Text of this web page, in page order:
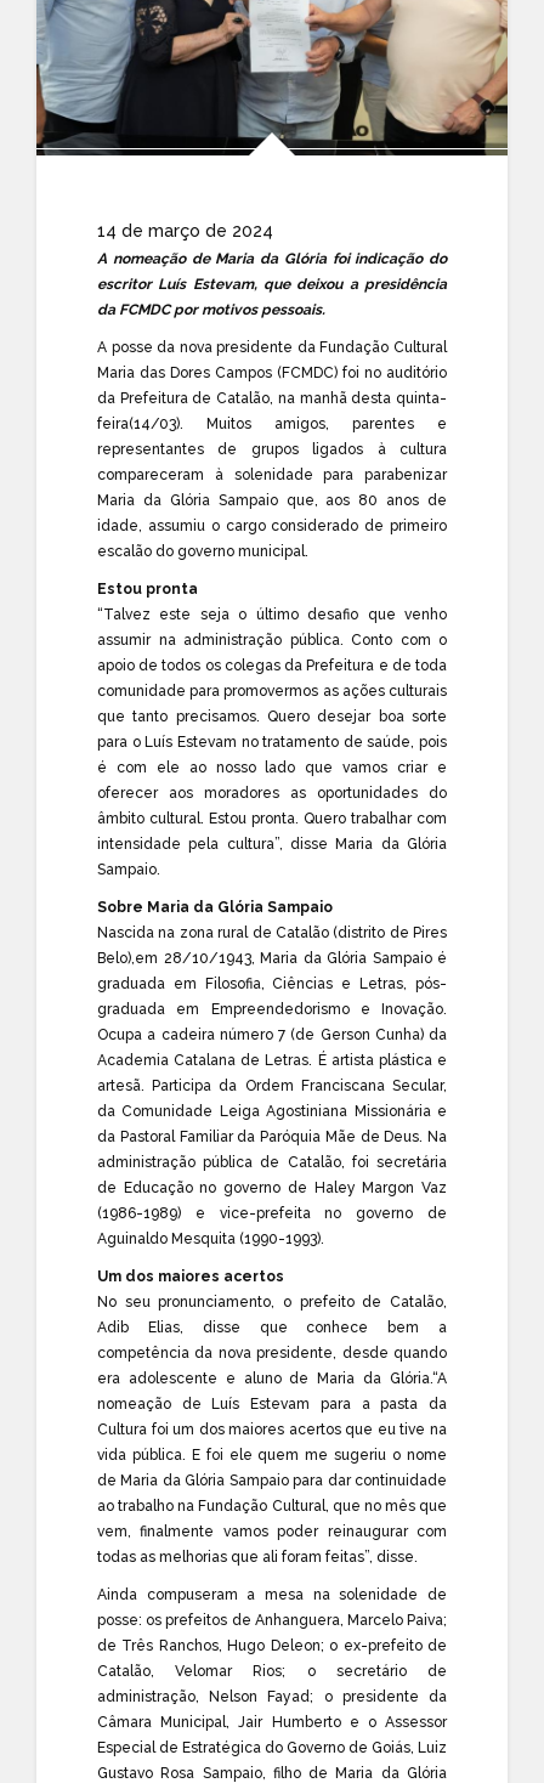
14 de março de 2024
A nomeação de Maria da Glória foi indicação do
escritor Luís Estevam, que deixou a presidência
da FCMDC por motivos pessoais.
A posse da nova presidente da Fundação Cultural
Maria das Dores Campos (FCMDC) foi no auditório
da Prefeitura de Catalão, na manhã desta quinta-
feira(14/03). Muitos amigos, parentes e
representantes de grupos ligados à cultura
compareceram à solenidade para parabenizar
Maria da Glória Sampaio que, aos 80 anos de
idade, assumiu o cargo considerado de primeiro
escalão do governo municipal.
Estou pronta
“Talvez este seja o último desafio que venho
assumir na administração pública. Conto com o
apoio de todos os colegas da Prefeitura e de toda
comunidade para promovermos as ações culturais
que tanto precisamos. Quero desejar boa sorte
para o Luís Estevam no tratamento de saúde, pois
é com ele ao nosso lado que vamos criar e
oferecer aos moradores as oportunidades do
âmbito cultural. Estou pronta. Quero trabalhar com
intensidade pela cultura”, disse Maria da Glória
Sampaio.
Sobre Maria da Glória Sampaio
Nascida na zona rural de Catalão (distrito de Pires
Belo),em 28/10/1943, Maria da Glória Sampaio é
graduada em Filosofia, Ciências e Letras, pós-
graduada em Empreendedorismo e Inovação.
Ocupa a cadeira número 7 (de Gerson Cunha) da
Academia Catalana de Letras. É artista plástica e
artesã. Participa da Ordem Franciscana Secular,
da Comunidade Leiga Agostiniana Missionária e
da Pastoral Familiar da Paróquia Mãe de Deus. Na
administração pública de Catalão, foi secretária
de Educação no governo de Haley Margon Vaz
(1986-1989) e vice-prefeita no governo de
Aguinaldo Mesquita (1990-1993).
Um dos maiores acertos
No seu pronunciamento, o prefeito de Catalão,
Adib Elias, disse que conhece bem a
competência da nova presidente, desde quando
era adolescente e aluno de Maria da Glória.“A
nomeação de Luís Estevam para a pasta da
Cultura foi um dos maiores acertos que eu tive na
vida pública. E foi ele quem me sugeriu o nome
de Maria da Glória Sampaio para dar continuidade
ao trabalho na Fundação Cultural, que no mês que
vem, finalmente vamos poder reinaugurar com
todas as melhorias que ali foram feitas”, disse.
Ainda compuseram a mesa na solenidade de
posse: os prefeitos de Anhanguera, Marcelo Paiva;
de Três Ranchos, Hugo Deleon; o ex-prefeito de
Catalão, Velomar Rios; o secretário de
administração, Nelson Fayad; o presidente da
Câmara Municipal, Jair Humberto e o Assessor
Especial de Estratégica do Governo de Goiás, Luiz
Gustavo Rosa Sampaio, filho de Maria da Glória